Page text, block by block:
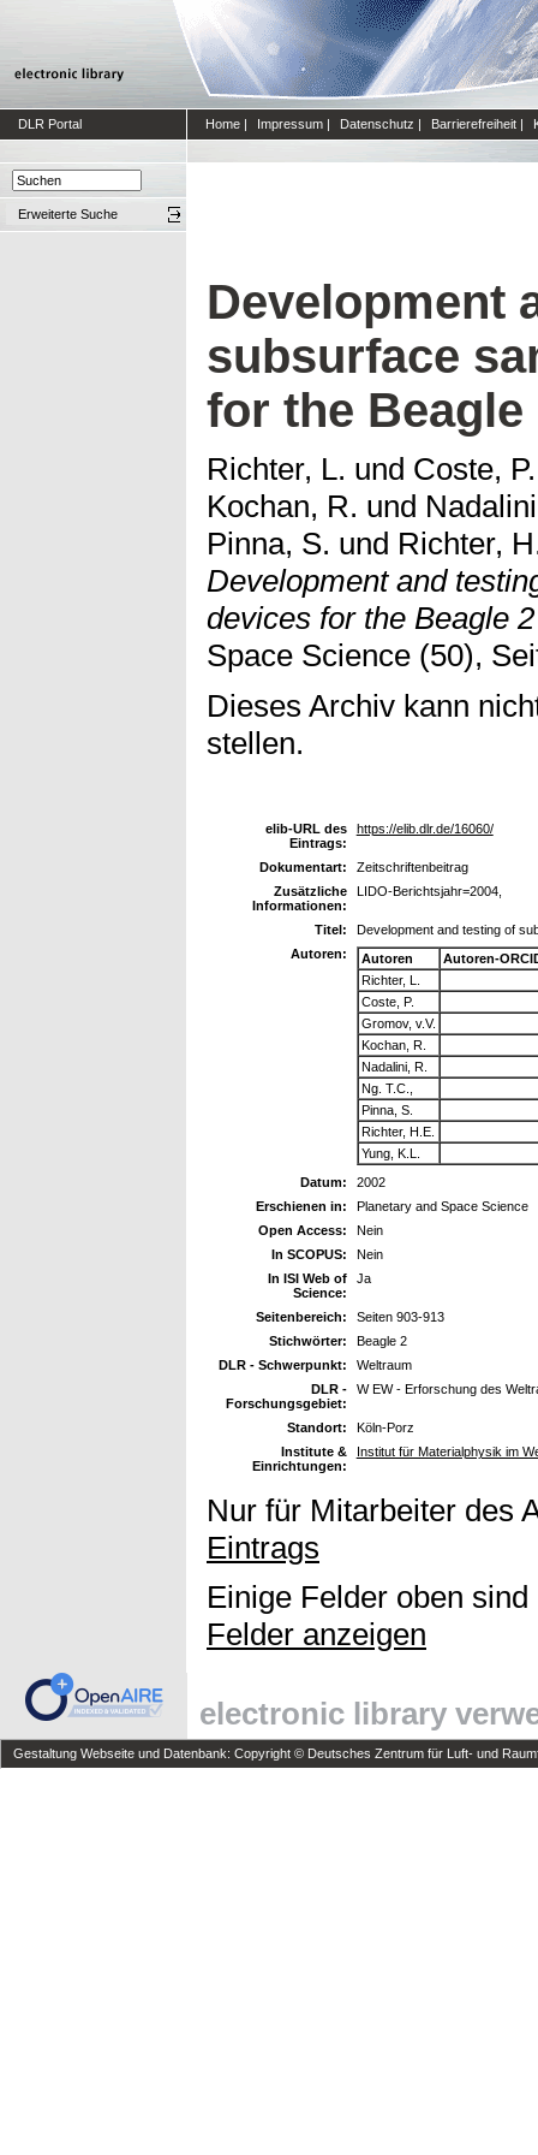
DLR Portal Home | Impressum | Datenschutz | Barrierefreiheit |
Erweiterte Suche
Development
subsurface
for the Beagle
Richter, L. und Coste, P.
Kochan, R. und
Pinna, S. und Richter,
Development and
devices for the Beagle
Space Science (50),
Dieses Archiv kann
stellen.
elib-URL des
Eintrags:
https://elib.dlr.de/16060/
Dokumentart:
Zeitschriftenbeitrag
Zusätzliche
Informationen:
LIDO-Berichtsjahr=2004,
Titel:
Development and testing of
Autoren:
Autoren
Autoren-
Richter, L.
Coste, P.
Gromov, v.V.
Kochan, R.
Nadalini, R.
Ng. T.C.,
Pinna, S.
Richter, H.E.
Yung, K.L.
Datum:
2002
Erschienen in:
Planetary and Space Science
Open Access:
Nein
In SCOPUS:
Nein
In ISI Web of
Science:
Ja
Seitenbereich:
Seiten 903-913
Stichwörter:
Beagle 2
DLR - Schwerpunkt:
Weltraum
DLR -
Forschungsgebiet:
W EW - Erforschung des
Standort:
Köln-Porz
Institute &
Einrichtungen:
Institut für Materialphysik im
Nur für Mitarbeiter des
Eintrags
Einige Felder oben
Felder anzeigen
electronic library
Gestaltung Webseite und Datenbank: Copyright © Deutsches Zentrum für Luft- und